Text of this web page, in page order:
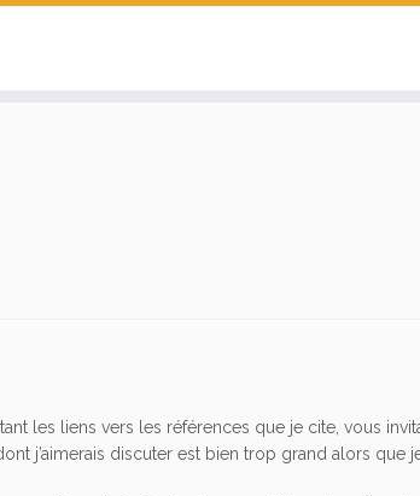
les liens vers les références que je cite, vous
j’aimerais discuter est bien trop grand alors que